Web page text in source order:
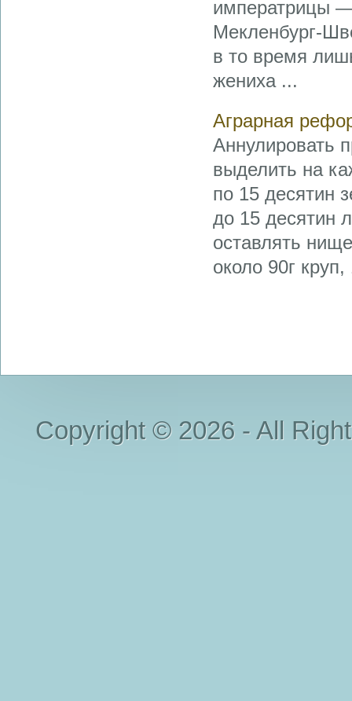
императрицы —
Мекленбург-
в то время
жениха ...
Аграрная
Аннулировать
выделить на
по 15 десятин
до 15 десятин
оставлять
около 90г
Copyright © 2026 - All